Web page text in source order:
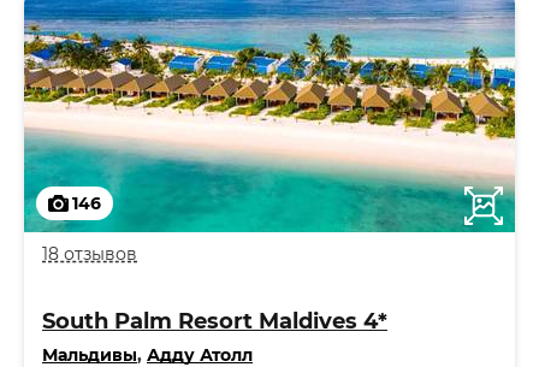
146
18 отзывов
South Palm Resort Maldives 4*
Мальдивы, Адду Атолл